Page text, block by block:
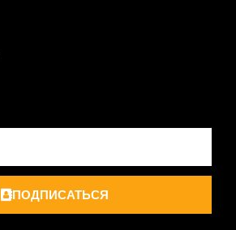
ПОДПИСАТЬСЯ